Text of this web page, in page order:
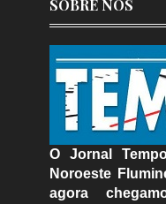
SOBRE NÓS
O Jornal
Noroeste
agora